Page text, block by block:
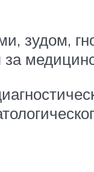
зудом,
за